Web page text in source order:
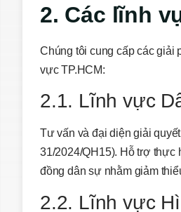
2. Các lĩnh
Chúng tôi cung cấp các giải
vực TP.HCM:
2.1. Lĩnh vực
Tư vấn và đại diện giải
31/2024/QH15). Hỗ trợ thực
đồng dân sự nhằm giảm
2.2. Lĩnh vực